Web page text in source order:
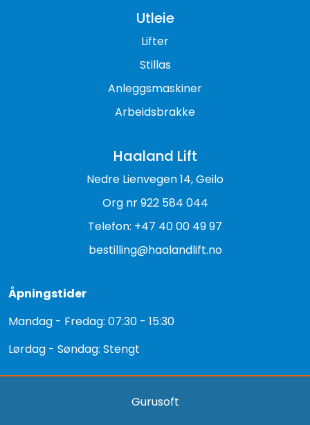
Utleie
Lifter
Stillas
Anleggsmaskiner
Arbeidsbrakke
Haaland Lift
Nedre Lienvegen 14, Geilo
Org nr 922 584 044
Telefon: +47 40 00 49 97
bestilling@haalandlift.no
Åpningstider
Mandag - Fredag: 07:30 - 15:30
Lørdag - Søndag: Stengt
Gurusoft